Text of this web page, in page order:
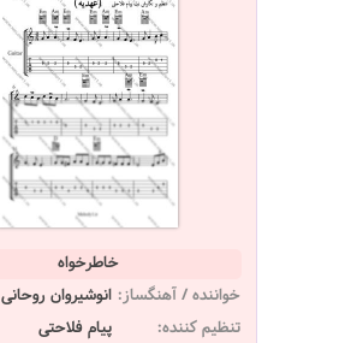
خاطرخواه
خواننده / آهنگساز: انوشیروان روحانی
تنظیم کننده:
پیام فلاحتی